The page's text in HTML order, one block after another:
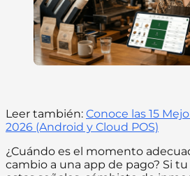
Leer también: Conoce las 15
2026 (Android y Cloud POS)
¿Cuándo es el momento
cambio a una app de pago? Si